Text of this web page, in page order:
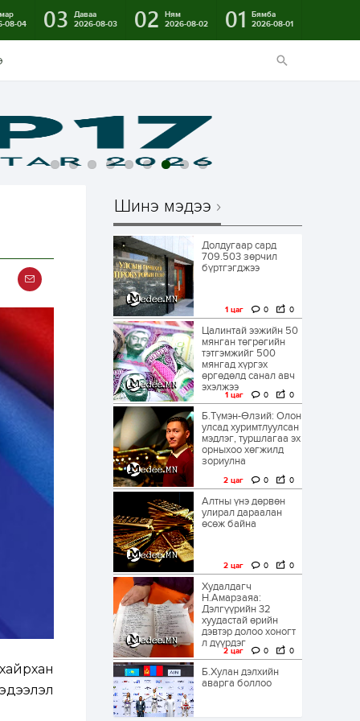
08-04
03
Даваа
2026-08-03
02
Ням
2026-08-02
01
Бямба
2026-08-01
Шинэ мэдээ
Долдугаар сард
709.503 зөрчил
бүртгэгджээ
1 цаг 0 0
Цалинтай ээжийн 50
мянган төгрөгийн
тэтгэмжийг 500
мянгад хүргэх
өргөдөлд санал авч
эхэлжээ
1 цаг 0 0
Б.Түмэн-Өлзий: Олон
улсад хуримтлуулсан
мэдлэг, туршлагаа эх
орныхоо хөгжилд
зориулна
2 цаг 0 0
Алтны үнэ дөрвөн
улирал дараалан
өсөж байна
2 цаг 0 0
Худалдагч
Н.Амарзаяа:
Дэлгүүрийн 32
хуудастай өрийн
дэвтэр долоо хоногт
л дүүрдэг
2 цаг 0 0
Б.Хулан дэлхийн
аварга боллоо